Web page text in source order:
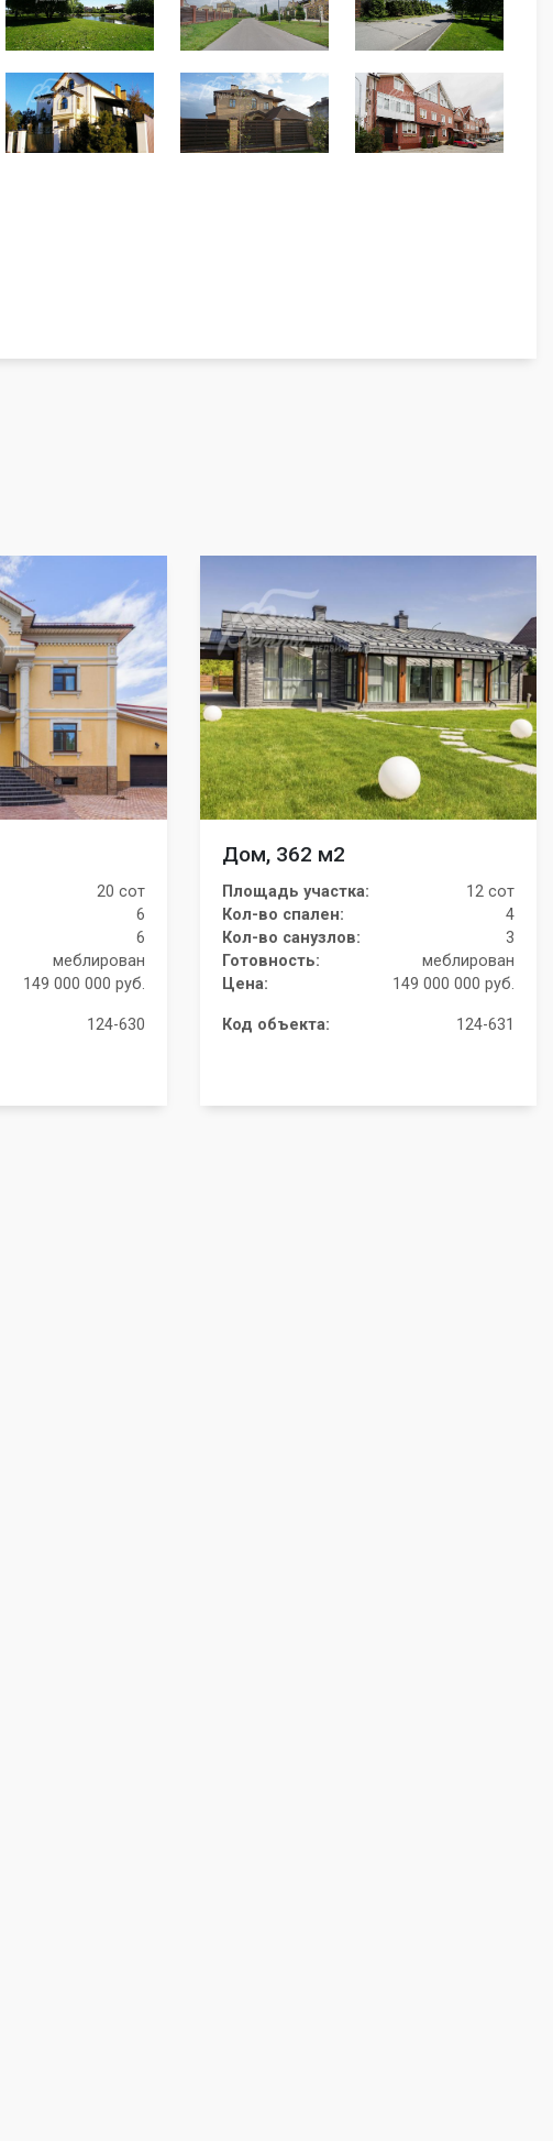
20 сот
6
6
меблирован
149 000 000 руб.
124-630
Дом, 362 м2
Площадь участка:
12 сот
Кол-во спален:
4
Кол-во санузлов:
3
Готовность:
меблирован
Цена:
149 000 000 руб.
Код объекта: 124-631